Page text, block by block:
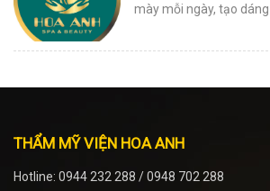
mày mỗi ngày, tạo
THẨM MỸ VIỆN HOA ANH
Hotline: 0944 232 288 / 0948 702 288